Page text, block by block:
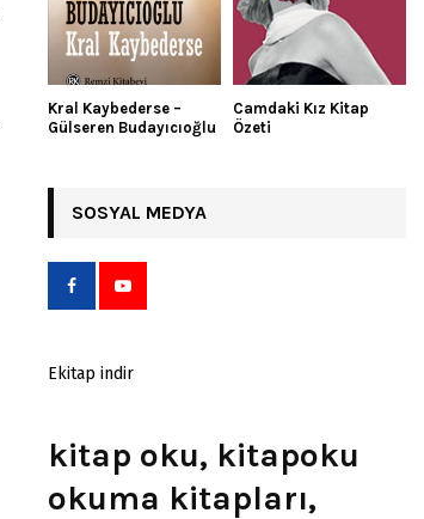
Kral Kaybederse –
Gülseren Budayıcıoğlu
Camdaki Kız Kitap
Özeti
SOSYAL MEDYA
Ekitap indir
kitap oku, kitapoku
okuma kitapları,